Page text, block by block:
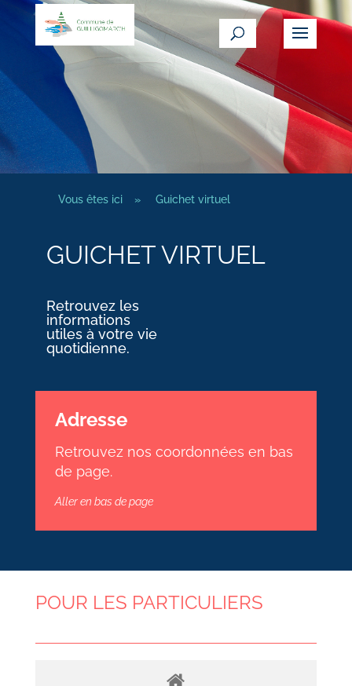
Vous êtes ici » Guichet virtuel
GUICHET VIRTUEL
Retrouvez les
informations
utiles à votre vie
quotidienne.
Adresse
Retrouvez nos coordonnées en bas
de page.
Aller en bas de page
POUR LES PARTICULIERS